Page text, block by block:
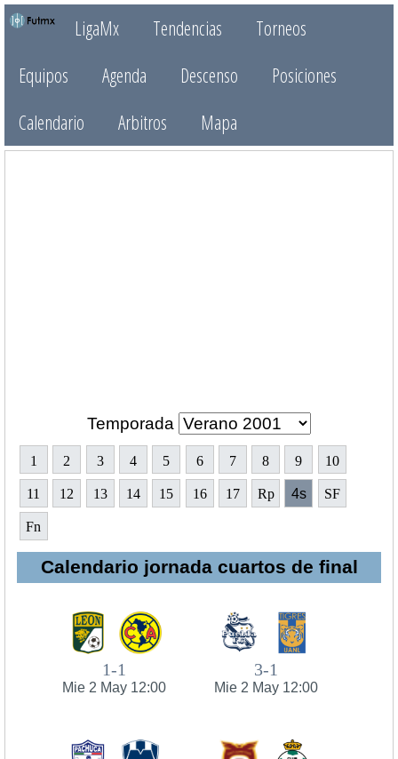
LigaMx Tendencias
Torneos
Equipos
Agenda Descenso
Posiciones
Calendario
Arbitros Mapa
Temporada
1 2 3 4 5 6 7 8 9 10
11 12 13 14 15 16 17 Rp 4s SF
Fn
Calendario jornada cuartos de final
1-1
Mie 2 May 12:00
3-1
Mie 2 May 12:00